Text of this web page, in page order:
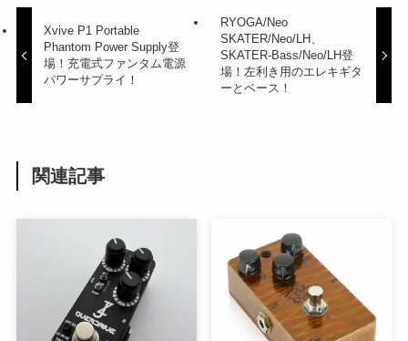
Xvive P1 Portable
Phantom Power Supply登
場！充電式ファンタム電源
パワーサプライ！
RYOGA/Neo
SKATER/Neo/LH、
SKATER-Bass/Neo/LH登
場！左利き用のエレキギタ
ーとベース！
関連記事